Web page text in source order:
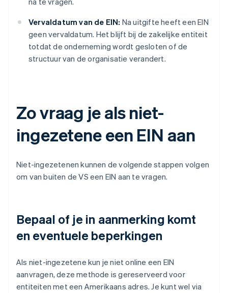
Vervaldatum van de EIN: Na uitgifte heeft een EIN
geen vervaldatum. Het blijft bij de zakelijke entiteit
totdat de onderneming wordt gesloten of de
structuur van de organisatie verandert.
Zo vraag je als niet-
ingezetene een EIN aan
Niet-ingezetenen kunnen de volgende stappen volgen
om van buiten de VS een EIN aan te vragen.
Bepaal of je in aanmerking komt
en eventuele beperkingen
Als niet-ingezetene kun je niet online een EIN
aanvragen, deze methode is gereserveerd voor
entiteiten met een Amerikaans adres. Je kunt wel via